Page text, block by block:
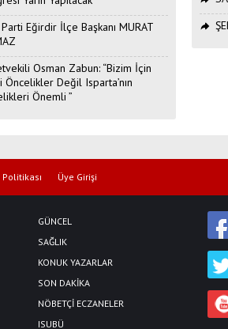
Eğirdir İlçe Başkanı MURAT
Osman Zabun: “Bizim İçin
Öncelikler Değil Isparta’nın
Önemli ”
Politikası Üye Girişi
GÜNCEL
SAĞLIK
KONUK YAZARLAR
SON DAKİKA
NÖBETÇİ ECZANELER
ISUBÜ